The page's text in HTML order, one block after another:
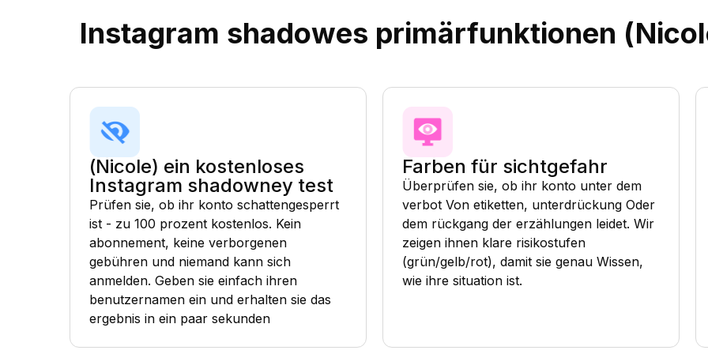
Instagram shadowes primärfunktionen
(Nicole) ein kostenloses
Instagram shadowney test
Prüfen sie, ob ihr konto schattengesperrt
ist - zu 100 prozent kostenlos. Kein
abonnement, keine verborgenen
gebühren und niemand kann sich
anmelden. Geben sie einfach ihren
benutzernamen ein und erhalten sie das
ergebnis in ein paar sekunden
Farben für sichtgefahr
Überprüfen sie, ob ihr konto unter dem
verbot Von etiketten, unterdrückung Oder
dem rückgang der erzählungen leidet. Wir
zeigen ihnen klare risikostufen
(grün/gelb/rot), damit sie genau Wissen,
wie ihre situation ist.